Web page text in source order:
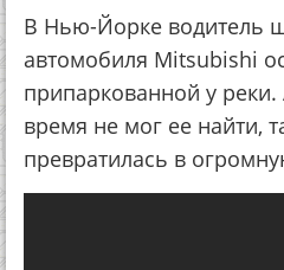
В Нью-Йорке водитель
автомобиля Mitsubishi
припаркованной у
время не мог ее найти,
превратилась в